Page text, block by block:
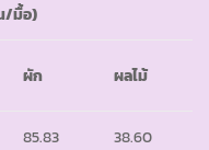
/มื้อ)
ผัก ผลไม้
85.83 38.60